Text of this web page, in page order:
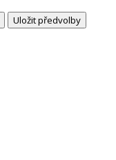
Uložit předvolby